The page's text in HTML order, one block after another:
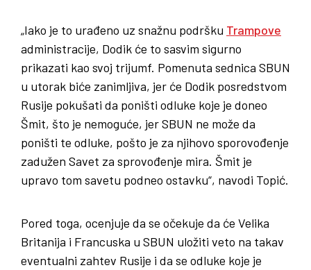
„Iako je to urađeno uz snažnu podršku Trampove
administracije, Dodik će to sasvim sigurno
prikazati kao svoj trijumf. Pomenuta sednica SBUN
u utorak biće zanimljiva, jer će Dodik posredstvom
Rusije pokušati da poništi odluke koje je doneo
Šmit, što je nemoguće, jer SBUN ne može da
poništi te odluke, pošto je za njihovo sporovođenje
zadužen Savet za sprovođenje mira. Šmit je
upravo tom savetu podneo ostavku“, navodi Topić.
Pored toga, ocenjuje da se očekuje da će Velika
Britanija i Francuska u SBUN uložiti veto na takav
eventualni zahtev Rusije i da se odluke koje je